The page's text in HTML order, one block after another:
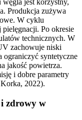
jest korzystny,
Produkcja zużywa
W cyklu
Po okresie
technicznych. W
zachowuje niski
ograniczyć syntetyczne
jakość powietrza.
i dobre parametry
2022).
zdrowy w